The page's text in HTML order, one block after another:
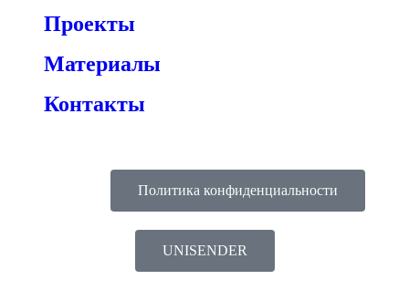
Проекты
Материалы
Контакты
Политика конфиденциальности
UNISENDER